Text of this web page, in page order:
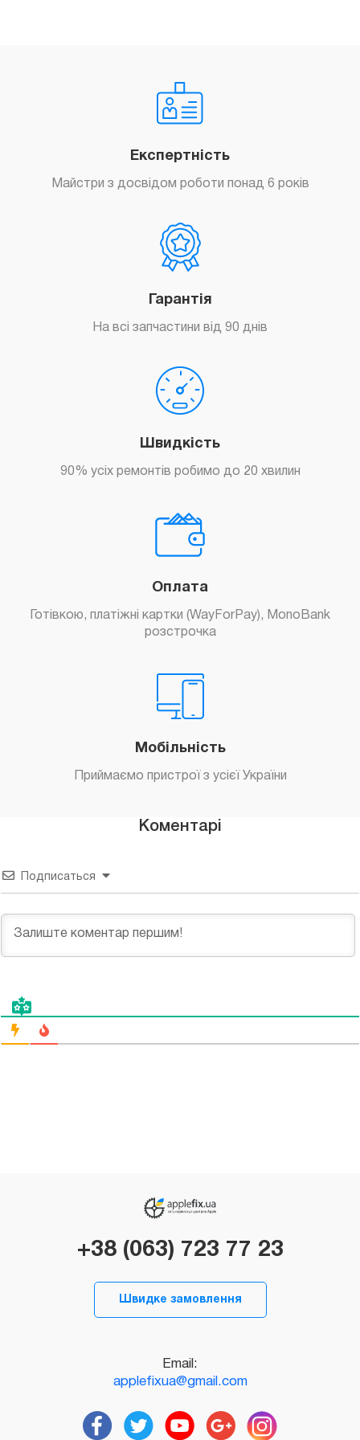
Експертність
Майстри з досвідом роботи понад 6 років
Гарантія
На всі запчастини від 90 днів
Швидкість
90% усіх ремонтів робимо до 20 хвилин
Оплата
Готівкою, платіжні картки (WayForPay), MonoBank
розстрочка
Мобільність
Приймаємо пристрої з усієї України
Коментарі
Подписаться
+38 (063) 723 77 23
Швидке замовлення
Email:
applefixua@gmail.com